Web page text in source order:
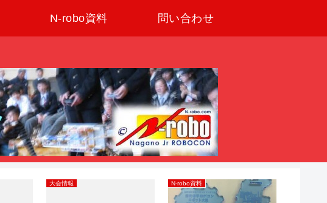
N-robo資料 問い合わせ
大会情報 N-robo資料